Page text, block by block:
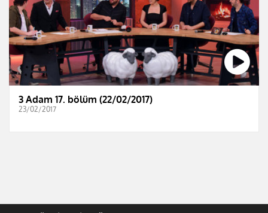
3 Adam 17. bölüm (22/02/2017)
23/02/2017